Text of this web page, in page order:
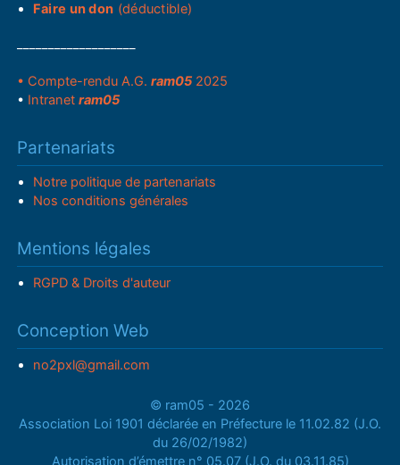
Faire un don (déductible)
• Compte-rendu A.G.ram05 2025
• Intranetram05
Partenariats
Notre politique de partenariats
Nos conditions générales
Mentions légales
RGPD & Droits d'auteur
Conception Web
no2pxl@gmail.com
© ram05 - 2026
Association Loi 1901 déclarée en Préfecture le 11.02.82 (J.O.
du 26/02/1982)
Autorisation d’émettre n° 05.07 (J.O. du 03.11.85)